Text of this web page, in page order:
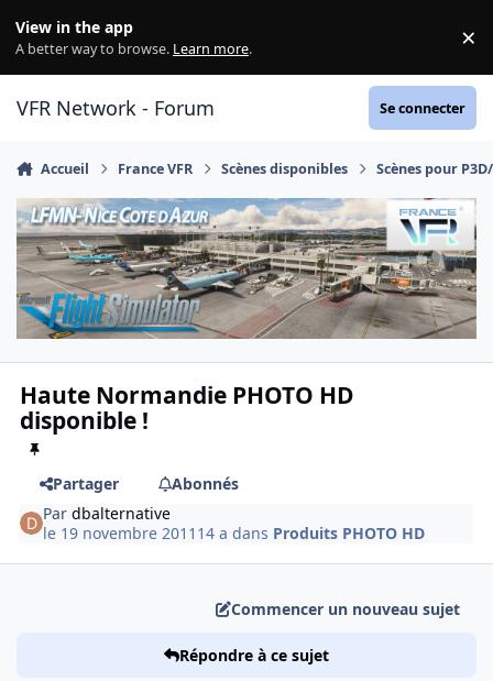
View in the app
A better way to browse. Learn more. ×
VFR Network - Forum Se connecter
Accueil France VFR Scènes disponibles Scènes pour
Haute Normandie PHOTO HD
disponible !
Partager
Abonnés
Pardbalternative
le 19 novembre 2011 14 a dans Produits PHOTO HD
Commencer un nouveau sujet
Répondre à ce sujet